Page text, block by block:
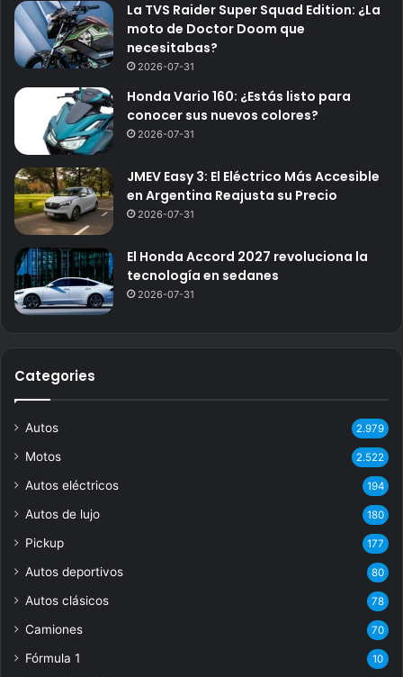
La TVS Raider Super Squad Edition: ¿La
moto de Doctor Doom que
necesitabas?
2026-07-31
Honda Vario 160: ¿Estás listo para
conocer sus nuevos colores?
2026-07-31
JMEV Easy 3: El Eléctrico Más Accesible
en Argentina Reajusta su Precio
2026-07-31
El Honda Accord 2027 revoluciona la
tecnología en sedanes
2026-07-31
Categories
Autos 2.979
Motos 2.522
Autos eléctricos 194
Autos de lujo 180
Pickup 177
Autos deportivos 80
Autos clásicos 78
Camiones 70
Fórmula 1 10